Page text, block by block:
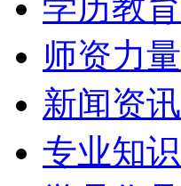
师资力量
新闻资讯
专业知识